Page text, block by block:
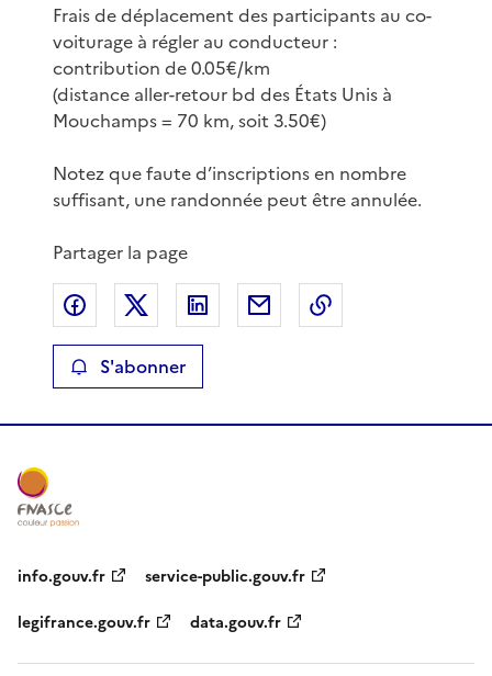
Frais de déplacement des participants au co-
voiturage à régler au conducteur :
contribution de 0.05€/km
(distance aller-retour bd des États Unis à
Mouchamps = 70 km, soit 3.50€)
Notez que faute d’inscriptions en nombre
suffisant, une randonnée peut être annulée.
Partager la page
Partager sur Facebook
Partager sur XPartager sur LinkedIn
Partager par email
S'abonner
info.gouv.fr
service-public.gouv.fr
legifrance.gouv.fr
data.gouv.fr